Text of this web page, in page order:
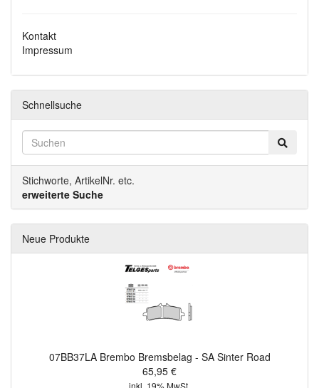
Kontakt
Impressum
Schnellsuche
Stichworte, ArtikelNr. etc.
erweiterte Suche
Neue Produkte
07BB37LA Brembo Bremsbelag - SA Sinter Road
65,95 €
inkl. 19% MwSt.